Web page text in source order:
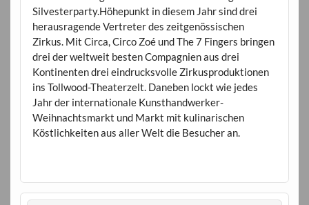
Silvesterparty.Höhepunkt in diesem Jahr sind drei
herausragende Vertreter des zeitgenössischen
Zirkus. Mit Circa, Circo Zoé und The 7 Fingers bringen
drei der weltweit besten Compagnien aus drei
Kontinenten drei eindrucksvolle Zirkusproduktionen
ins Tollwood-Theaterzelt. Daneben lockt wie jedes
Jahr der internationale Kunsthandwerker-
Weihnachtsmarkt und Markt mit kulinarischen
Köstlichkeiten aus aller Welt die Besucher an.